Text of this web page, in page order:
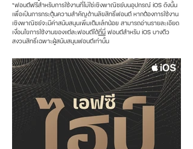
*ฟอนต์ฟรีสำหรับการใช้งานที่ไม่ใช่เชิงพาณิชย์บนอุปกรณ์ iOS ดังนั้น
เพื่อเป็นการกระตุ้นความสำคัญด้านลิขสิทธิ์ฟอนต์ หากต้องการใช้งาน
เชิงพาณิชย์จะมีค่าสนับสนุนเพิ่มเติมเล็กน้อย สามารถอ่านรายละเอียด
เงื่อนไขการใช้งานของแต่ละฟอนต์ได้ที่นี่ ฟอนต์สำหรับ iOS บางตัว
สงวนสิทธิ์เฉพาะผู้สนับสนุนฟอนต์เท่านั้น